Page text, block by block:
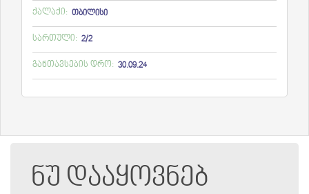
ქალაქი: თბილისი
სართული: 2/2
განთავსების დრო: 30.09.24
ნუ დააყოვნებ